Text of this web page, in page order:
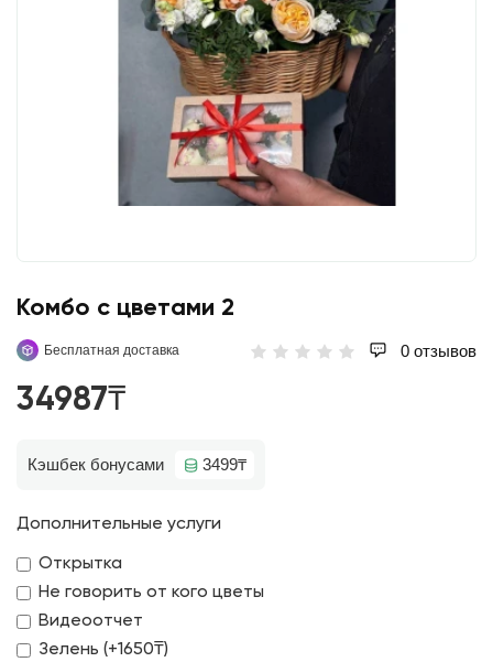
Комбо с цветами 2
Бесплатная доставка 0 отзывов
34987₸
Кэшбек бонусами 3499₸
Дополнительные услуги
Открытка
Не говорить от кого цветы
Видеоотчет
Зелень (+1650₸)